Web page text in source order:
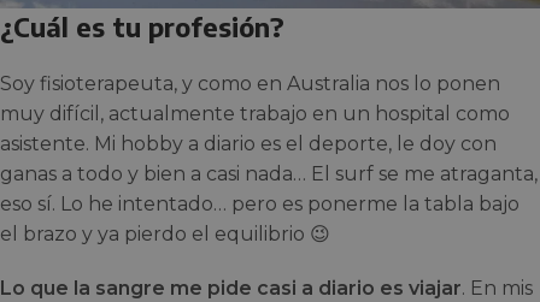
¿Cuál es tu profesión?
Soy fisioterapeuta, y como en Australia nos lo ponen
muy difícil, actualmente trabajo en un hospital como
asistente. Mi hobby a diario es el deporte, le doy con
ganas a todo y bien a casi nada… El surf se me atraganta,
eso sí. Lo he intentado… pero es ponerme la tabla bajo
el brazo y ya pierdo el equilibrio 😉
Lo que la sangre me pide casi a diario es viajar. En mis